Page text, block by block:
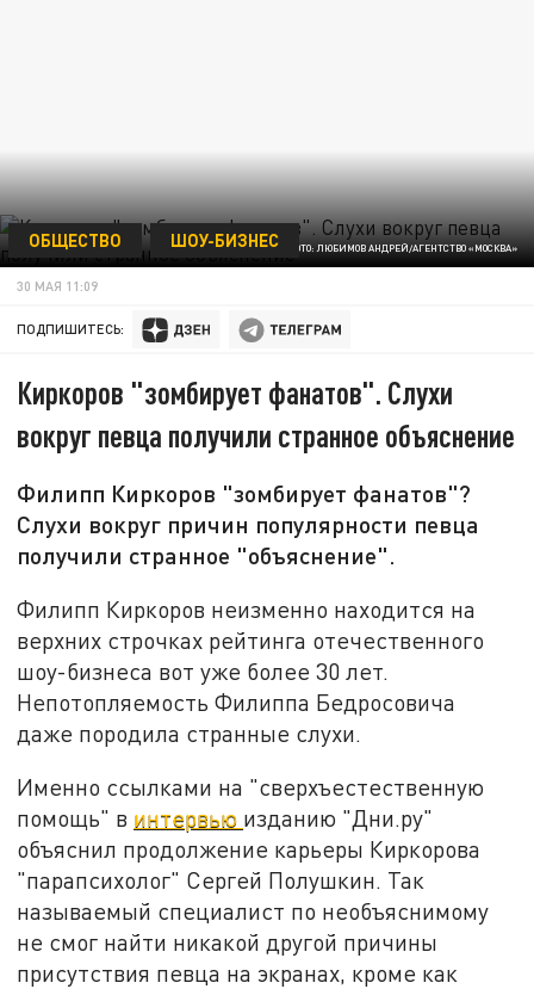
ФОТО: ЛЮБИМОВ АНДРЕЙ/АГЕНТСТВО «МОСКВА»
ОБЩЕСТВО ШОУ-БИЗНЕС
30 МАЯ 11:09
ПОДПИШИТЕСЬ:
Киркоров "зомбирует фанатов". Слухи
вокруг певца получили странное объяснение
Филипп Киркоров "зомбирует фанатов"?
Слухи вокруг причин популярности певца
получили странное "объяснение".
Филипп Киркоров неизменно находится на
верхних строчках рейтинга отечественного
шоу-бизнеса вот уже более 30 лет.
Непотопляемость Филиппа Бедросовича
даже породила странные слухи.
Именно ссылками на "сверхъестественную
помощь" в интервью изданию "Дни.ру"
объяснил продолжение карьеры Киркорова
"парапсихолог" Сергей Полушкин. Так
называемый специалист по необъяснимому
не смог найти никакой другой причины
присутствия певца на экранах, кроме как